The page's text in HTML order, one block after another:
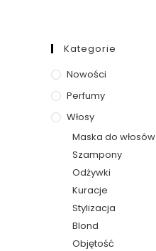
Kategorie
Nowości
Perfumy
Włosy
Maska do włosów
Szampony
Odżywki
Kuracje
Stylizacja
Blond
Objętość